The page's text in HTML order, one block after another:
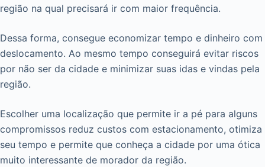
região na qual precisará ir com maior frequência.
Dessa forma, consegue economizar tempo e dinheiro com
deslocamento. Ao mesmo tempo conseguirá evitar riscos
por não ser da cidade e minimizar suas idas e vindas pela
região.
Escolher uma localização que permite ir a pé para alguns
compromissos reduz custos com estacionamento, otimiza
seu tempo e permite que conheça a cidade por uma ótica
muito interessante de morador da região.